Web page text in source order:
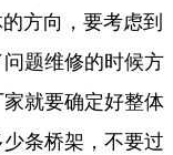
方向，要考虑到
题维修的时候方
就要确定好整体
条桥架，不要过